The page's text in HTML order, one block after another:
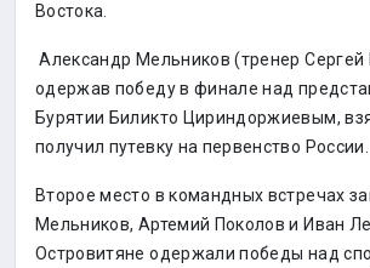
Востока.
Александр Мельников (тренер Сергей
одержав победу в финале над
Бурятии Биликто Цириндоржиевым,
получил путевку на первенство России.
Второе место в командных встречах
Мельников, Артемий Поколов и Иван
Островитяне одержали победы над